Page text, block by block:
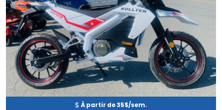
À partir de 35$/sem.